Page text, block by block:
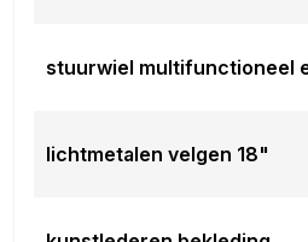
stuurwiel multifunctioneel
lichtmetalen velgen 18"